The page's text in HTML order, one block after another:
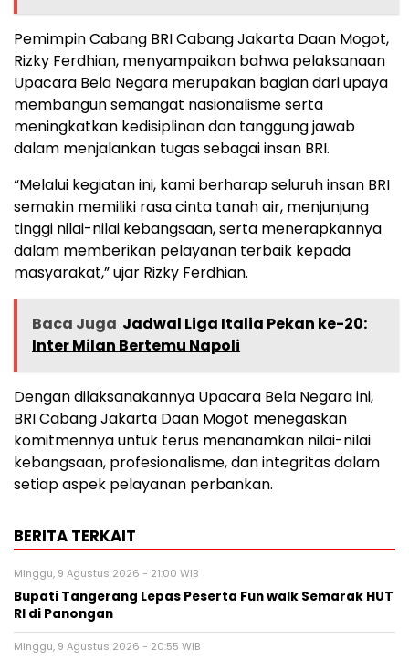
Pemimpin Cabang BRI Cabang Jakarta Daan Mogot,
Rizky Ferdhian, menyampaikan bahwa pelaksanaan
Upacara Bela Negara merupakan bagian dari upaya
membangun semangat nasionalisme serta
meningkatkan kedisiplinan dan tanggung jawab
dalam menjalankan tugas sebagai insan BRI.
“Melalui kegiatan ini, kami berharap seluruh insan BRI
semakin memiliki rasa cinta tanah air, menjunjung
tinggi nilai-nilai kebangsaan, serta menerapkannya
dalam memberikan pelayanan terbaik kepada
masyarakat,” ujar Rizky Ferdhian.
Baca Juga Jadwal Liga Italia Pekan ke-20:
Inter Milan Bertemu Napoli
Dengan dilaksanakannya Upacara Bela Negara ini,
BRI Cabang Jakarta Daan Mogot menegaskan
komitmennya untuk terus menanamkan nilai-nilai
kebangsaan, profesionalisme, dan integritas dalam
setiap aspek pelayanan perbankan.
BERITA TERKAIT
Minggu, 9 Agustus 2026 - 21:00 WIB
Bupati Tangerang Lepas Peserta Fun walk Semarak HUT
RI di Panongan
Minggu, 9 Agustus 2026 - 20:55 WIB